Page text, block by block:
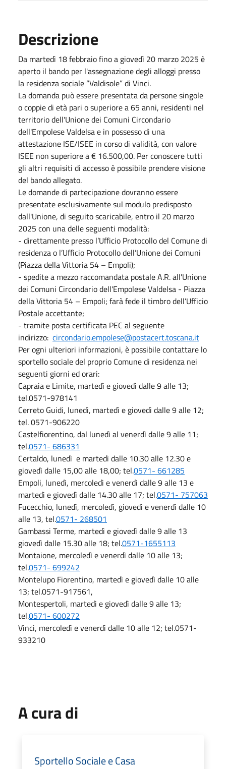
Descrizione
Da martedì 18 febbraio fino a giovedì 20 marzo 2025 è
aperto il bando per l'assegnazione degli alloggi presso
la residenza sociale “Valdisole” di Vinci.
La domanda può essere presentata da persone singole
o coppie di età pari o superiore a 65 anni, residenti nel
territorio dell'Unione dei Comuni Circondario
dell'Empolese Valdelsa e in possesso di una
attestazione ISE/ISEE in corso di validità, con valore
ISEE non superiore a € 16.500,00. Per conoscere tutti
gli altri requisiti di accesso è possibile prendere visione
del bando allegato.
Le domande di partecipazione dovranno essere
presentate esclusivamente sul modulo predisposto
dall'Unione, di seguito scaricabile, entro il 20 marzo
2025 con una delle seguenti modalità:
- direttamente presso l’Ufficio Protocollo del Comune di
residenza o l’Ufficio Protocollo dell’Unione dei Comuni
(Piazza della Vittoria 54 – Empoli);
- spedite a mezzo raccomandata postale A.R. all'Unione
dei Comuni Circondario dell'Empolese Valdelsa - Piazza
della Vittoria 54 – Empoli; farà fede il timbro dell’Ufficio
Postale accettante;
- tramite posta certificata PEC al seguente
indirizzo: circondario.empolese@postacert.toscana.it
Per ogni ulteriori informazioni, è possibile contattare lo
sportello sociale del proprio Comune di residenza nei
seguenti giorni ed orari:
Capraia e Limite, martedì e giovedì dalle 9 alle 13;
tel.0571-978141
Cerreto Guidi, lunedì, martedì e giovedì dalle 9 alle 12;
tel. 0571-906220
Castelfiorentino, dal lunedì al venerdì dalle 9 alle 11;
tel.0571- 686331
Certaldo, lunedì e martedì dalle 10.30 alle 12.30 e
giovedì dalle 15,00 alle 18,00; tel.0571- 661285
Empoli, lunedì, mercoledì e venerdì dalle 9 alle 13 e
martedì e giovedì dalle 14.30 alle 17; tel.0571- 757063
Fucecchio, lunedì, mercoledì, giovedì e venerdì dalle 10
alle 13, tel.0571- 268501
Gambassi Terme, martedì e giovedì dalle 9 alle 13
giovedì dalle 15.30 alle 18; tel.0571-1655113
Montaione, mercoledì e venerdì dalle 10 alle 13;
tel.0571- 699242
Montelupo Fiorentino, martedì e giovedì dalle 10 alle
13; tel.0571-917561,
Montespertoli, martedì e giovedì dalle 9 alle 13;
tel.0571- 600272
Vinci, mercoledì e venerdì dalle 10 alle 12; tel.0571-
933210
A cura di
Sportello Sociale e Casa